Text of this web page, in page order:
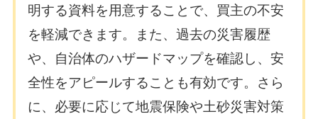
明する資料を用意することで、買主の不安
を軽減できます。また、過去の災害履歴
や、自治体のハザードマップを確認し、安
全性をアピールすることも有効です。さら
に、必要に応じて地震保険や土砂災害対策